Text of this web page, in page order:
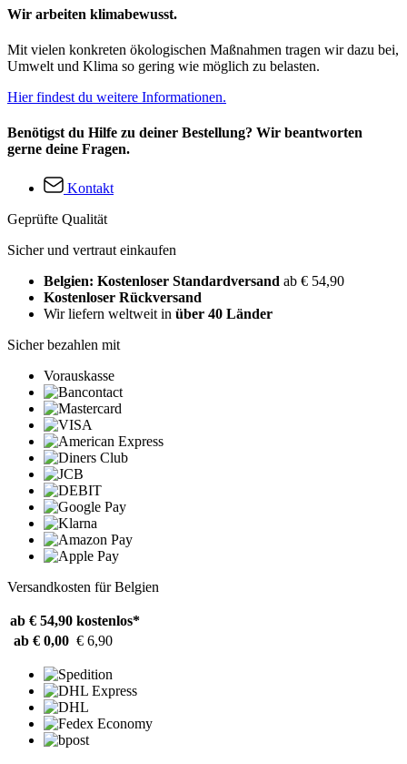
Wir arbeiten klimabewusst.
Mit vielen konkreten ökologischen Maßnahmen tragen wir dazu bei,
Umwelt und Klima so gering wie möglich zu belasten.
Hier findest du weitere Informationen.
Benötigst du Hilfe zu deiner Bestellung? Wir beantworten
gerne deine Fragen.
Kontakt
Geprüfte Qualität
Sicher und vertraut einkaufen
Belgien: Kostenloser Standardversand ab € 54,90
Kostenloser Rückversand
Wir liefern weltweit in über 40 Länder
Sicher bezahlen mit
Vorauskasse
Versandkosten für Belgien
ab € 54,90 kostenlos*
ab € 0,00 € 6,90